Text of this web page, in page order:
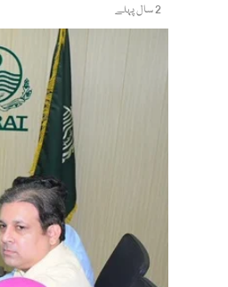
2 سال پہلے